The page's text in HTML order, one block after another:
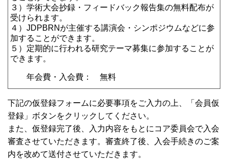
３）学術大会抄録・フィードバック報告集の無料配布が
受けられます。
４）JDPBRNが主催する講演会・シンポジウムなどに参
加することができます。
５）定期的に行われる研究テーマ募集に参加することが
できます。
年会費・入会費： 無料
下記の仮登録フォームに必要事項をご入力の上、「会員仮
登録」ボタンをクリックしてください。
また、仮登録完了後、入力内容をもとにコア委員会で入会
審査させていただきます。審査終了後、入会手続きのご案
内を改めて送付させていただきます。